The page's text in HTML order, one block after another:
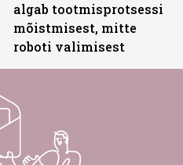
algab tootmisprotsessi
mõistmisest, mitte
roboti valimisest